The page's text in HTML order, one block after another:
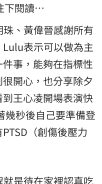
下閱讀…
、黃偉晉感謝所有
表示可以做為主
事，能夠在指標性
開心，也分享除夕
王心凌開場表演快
幾秒後自己要準備登
（創傷後壓力
是待在家裡認真吃